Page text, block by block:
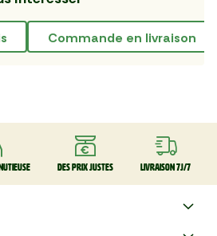
commande en livraison
Des prix justes Livraison 7J/7